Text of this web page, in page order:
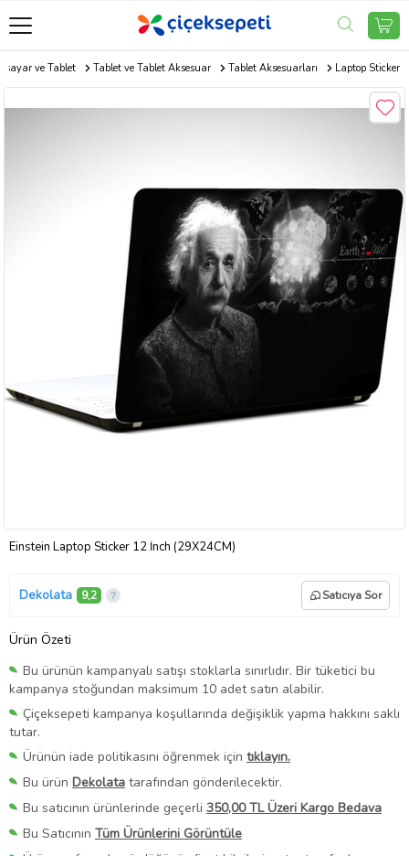
ve Tablet Tablet ve Tablet Aksesuar Tablet Aksesuarları Laptop Sticker
Einstein Laptop Sticker 12 İnch (29X24CM)
Dekolata 9,2 Satıcıya Sor
Ürün Özeti
Bu ürünün kampanyalı satışı stoklarla sınırlıdır. Bir tüketici bu
kampanya stoğundan maksimum 10 adet satın alabilir.
Çiçeksepeti kampanya koşullarında değişiklik yapma hakkını saklı
tutar.
Ürünün iade politikasını öğrenmek için tıklayın.
Bu ürün Dekolata tarafından gönderilecektir.
Bu satıcının ürünlerinde geçerli 350,00 TL Üzeri Kargo Bedava
Bu Satıcının Tüm Ürünlerini Görüntüle